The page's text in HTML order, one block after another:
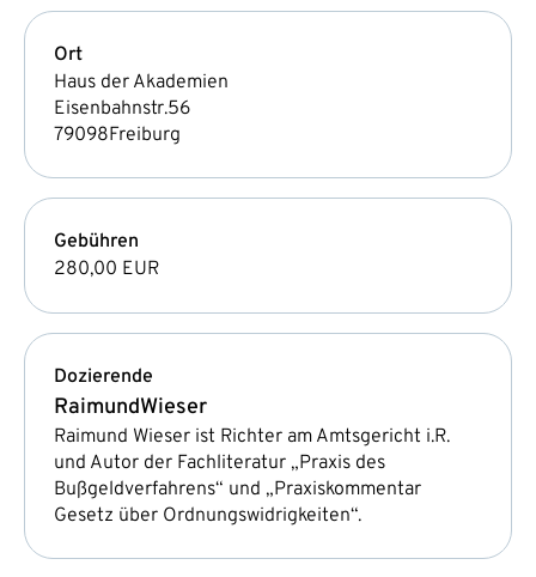
Ort
Haus der Akademien
Eisenbahnstr.56
79098Freiburg
Gebühren
280,00 EUR
Dozierende
RaimundWieser
Raimund Wieser ist Richter am Amtsgericht i.R.
und Autor der Fachliteratur „Praxis des
Bußgeldverfahrens“ und „Praxiskommentar
Gesetz über Ordnungswidrigkeiten“.